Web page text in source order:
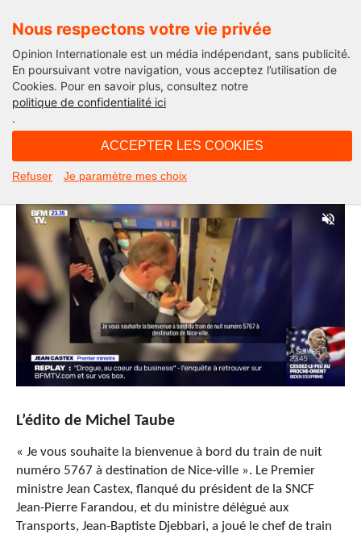
Nous respectons votre vie privée
Opinion Internationale est un média indépendant, sans publicité.
En poursuivant votre navigation, vous acceptez l’utilisation de
Cookies. Pour en savoir plus, consultez notre
politique de confidentialité ici
.
ACCEPTER LES COOKIES
Refuser Je paramètre mes choix
La saga du LIT
Le lit, la nuit, les trains selon Jean
Castex.
L’édito de Michel Taube
« Je vous souhaite la bienvenue à bord du train de nuit
numéro 5767 à destination de Nice-ville ». Le Premier
ministre Jean Castex, flanqué du président de la SNCF
Jean-Pierre Farandou, et du ministre délégué aux
Transports, Jean-Baptiste Djebbari, a joué le chef de train